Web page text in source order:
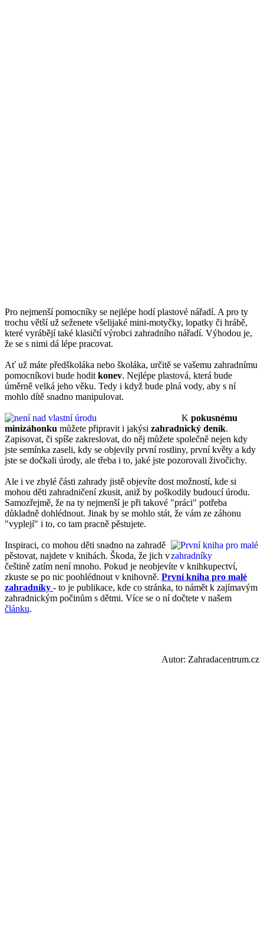
Pro nejmenší pomocníky se nejlépe hodí plastové nářadí. A pro ty
trochu větší už seženete všelijaké mini-motyčky, lopatky či hrábě,
které vyrábějí také klasičtí výrobci zahradního nářadí. Výhodou je,
že se s nimi dá lépe pracovat.
Ať už máte předškoláka nebo školáka, určitě se vašemu zahradnímu
pomocníkovi bude hodit konev. Nejlépe plastová, která bude
úměrně velká jeho věku. Tedy i když bude plná vody, aby s ní
mohlo dítě snadno manipulovat.
K pokusnému
minizáhonku můžete připravit i jakýsi zahradnický deník.
Zapisovat, či spíše zakreslovat, do něj můžete společně nejen kdy
jste semínka zaseli, kdy se objevily první rostliny, první květy a kdy
jste se dočkali úrody, ale třeba i to, jaké jste pozorovali živočichy.
Ale i ve zbylé části zahrady jistě objevíte dost možností, kde si
mohou děti zahradničení zkusit, aniž by poškodily budoucí úrodu.
Samozřejmě, že na ty nejmenší je při takové "práci" potřeba
důkladně dohlédnout. Jinak by se mohlo stát, že vám ze záhonu
"vyplejí" i to, co tam pracně pěstujete.
Inspiraci, co mohou děti snadno na zahradě
pěstovat, najdete v knihách. Škoda, že jich v
češtině zatím není mnoho. Pokud je neobjevíte v knihkupectví,
zkuste se po nic poohlédnout v knihovně. První kniha pro malé
zahradníky - to je publikace, kde co stránka, to námět k zajímavým
zahradnickým počinům s dětmi. Více se o ní dočtete v našem
článku.
Autor: Zahradacentrum.cz